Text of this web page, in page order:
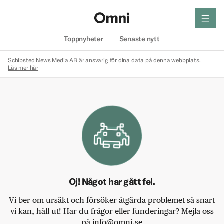
Toppnyheter Senaste nytt
meny
Schibsted News Media AB är ansvarig för dina data på denna webbplats.
Läs mer här
Oj! Något har gått fel.
Vi ber om ursäkt och försöker åtgärda problemet så snart
vi kan, håll ut! Har du frågor eller funderingar? Mejla oss